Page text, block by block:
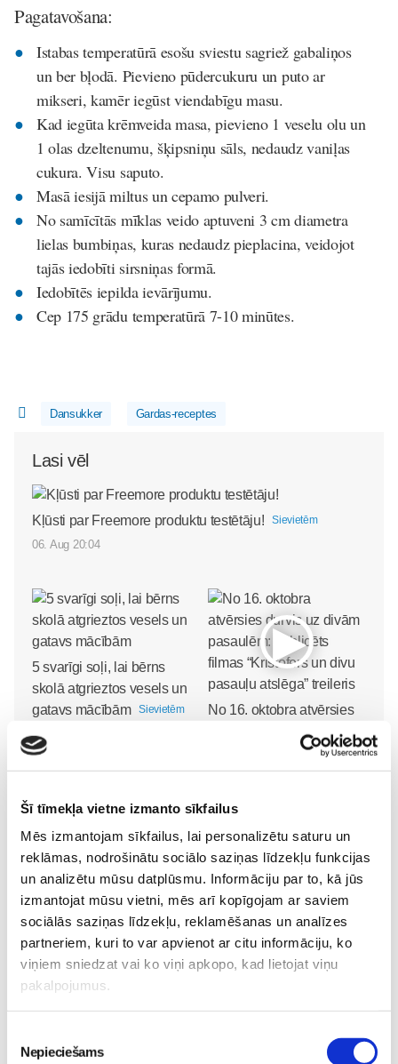
Šī tīmekļa vietne izmanto sīkfailus
Mēs izmantojam sīkfailus, lai personalizētu saturu un
reklāmas, nodrošinātu sociālo saziņas līdzekļu funkcijas
un analizētu mūsu datplūsmu. Informāciju par to, kā jūs
izmantojat mūsu vietni, mēs arī kopīgojam ar saviem
sociālās saziņas līdzekļu, reklamēšanas un analīzes
partneriem, kuri to var apvienot ar citu informāciju, ko
viņiem sniedzat vai ko viņi apkopo, kad lietojat viņu
pakalpojumus.
izvēle
Nepieciešams
Pagatavošana:
Istabas temperatūrā esošu sviestu sagriež gabaliņos
un ber bļodā. Pievieno pūdercukuru un puto ar
mikseri, kamēr iegūst viendabīgu masu.
Kad iegūta krēmveida masa, pievieno 1 veselu olu un
1 olas dzeltenumu, šķipsniņu sāls, nedaudz vaniļas
cukura. Visu saputo.
Masā iesijā miltus un cepamo pulveri.
No samīcītās mīklas veido aptuveni 3 cm diametra
lielas bumbiņas, kuras nedaudz pieplacina, veidojot
tajās iedobīti sirsniņas formā.
Iedobītēs iepilda ievārījumu.
Cep 175 grādu temperatūrā 7-10 minūtes.
Dansukker Gardas-receptes
Lasi vēl
Kļūsti par Freemore produktu testētāju! Sievietēm
06. Aug 20:04
5 svarīgi soļi, lai bērns
skolā atgrieztos vesels un
gatavs mācībām
Sievietēm
06. Aug 10:24
No 16. oktobra atvērsies
pasaulēm: publicēts
filmas “Kristofers un divu
Sievietēm
05. Aug 12:00
Sākam jauno Māmiņu
Brokastu sezonu 9.